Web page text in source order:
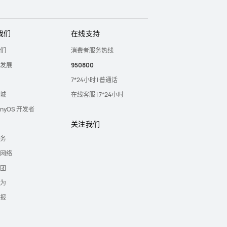
们
展
开发者
络
在线支持
消费者服务热线
950800
7*24小时 | 普通话
在线客服 | 7*24小时
关注我们